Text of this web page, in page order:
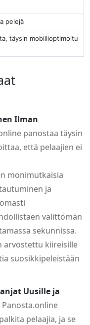
pelejä
täysin mobiilioptimoitu
Ilman
panostaa täysin
että pelaajien ei
monimutkaisia
ja
välittömän
sekunnissa.
arvostettu kiireisille
suosikkipeleistään
Uusille ja
Panosta.online
pelaajia, ja se